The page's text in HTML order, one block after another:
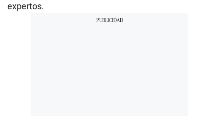
expertos.